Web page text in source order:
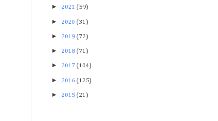
► 2021 (59)
► 2020 (31)
► 2019 (72)
► 2018 (71)
► 2017 (104)
► 2016 (125)
► 2015 (21)